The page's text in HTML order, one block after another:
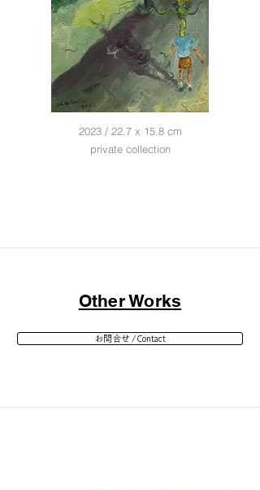
2023 / 22.7 x 15.8 cm
private collection
Other Works
お問合せ / Contact